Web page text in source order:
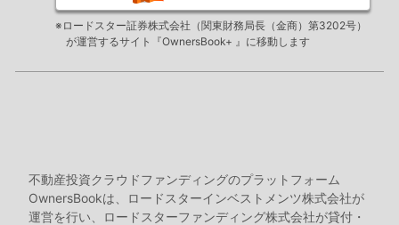
※ロードスター証券株式会社（関東財務局長（金商）第3202号）
が運営するサイト『OwnersBook+ 』に移動します
不動産投資クラウドファンディングのプラットフォーム
OwnersBookは、ロードスターインベストメンツ株式会社が
運営を行い、ロードスターファンディング株式会社が貸付・